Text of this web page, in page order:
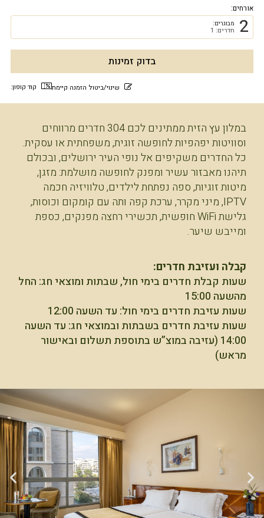
אורחים:
2 מבוגרים:
חדרים: 1
קוד קופון: שינוי/ביטול הזמנה קיימת
במלון עץ הזית ממתינים לכם 304 חדרים מרווחים
וסוויטות יפהפיות לחופשה זוגית, משפחתית או עסקית.
כל החדרים משקיפים אל נופי העיר ירושלים, ובכולם
תיהנו מאבזור עשיר ומפנק לחופשה מושלמת: מזגן,
מיטות זוגיות, ספה נפתחת לילדים, טלוויזיה חכמה
IPTV, מיני מקרר, ערכת קפה ותה עם קומקום וכוסות,
גלישת WiFi חופשית, תכשירי רחצה מפנקים, כספת
ומייבש שיער.
קבלה ועזיבת חדרים:
שעות קבלת חדרים בימי חול, שבתות ומוצאי חג: החל
מהשעה 15:00
שעות עזיבת חדרים בימי חול: עד השעה 12:00
שעות עזיבת חדרים בשבתות ובמוצאי חג: עד השעה
14:00 (עזיבה במוצ”ש בתוספת תשלום ובאישור
מראש)